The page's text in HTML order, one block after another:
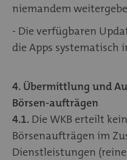
niemandem
- Die verfügbaren
die Apps systematisch
4. Übermittlung und
Börsen-aufträgen
4.1. Die WKB erteilt
Börsenaufträgen im
Dienstleistungen